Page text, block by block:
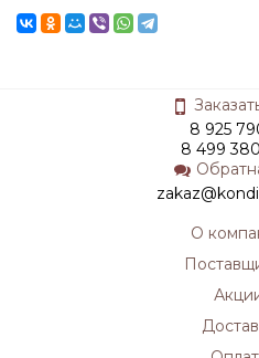
8 925
8 499
О